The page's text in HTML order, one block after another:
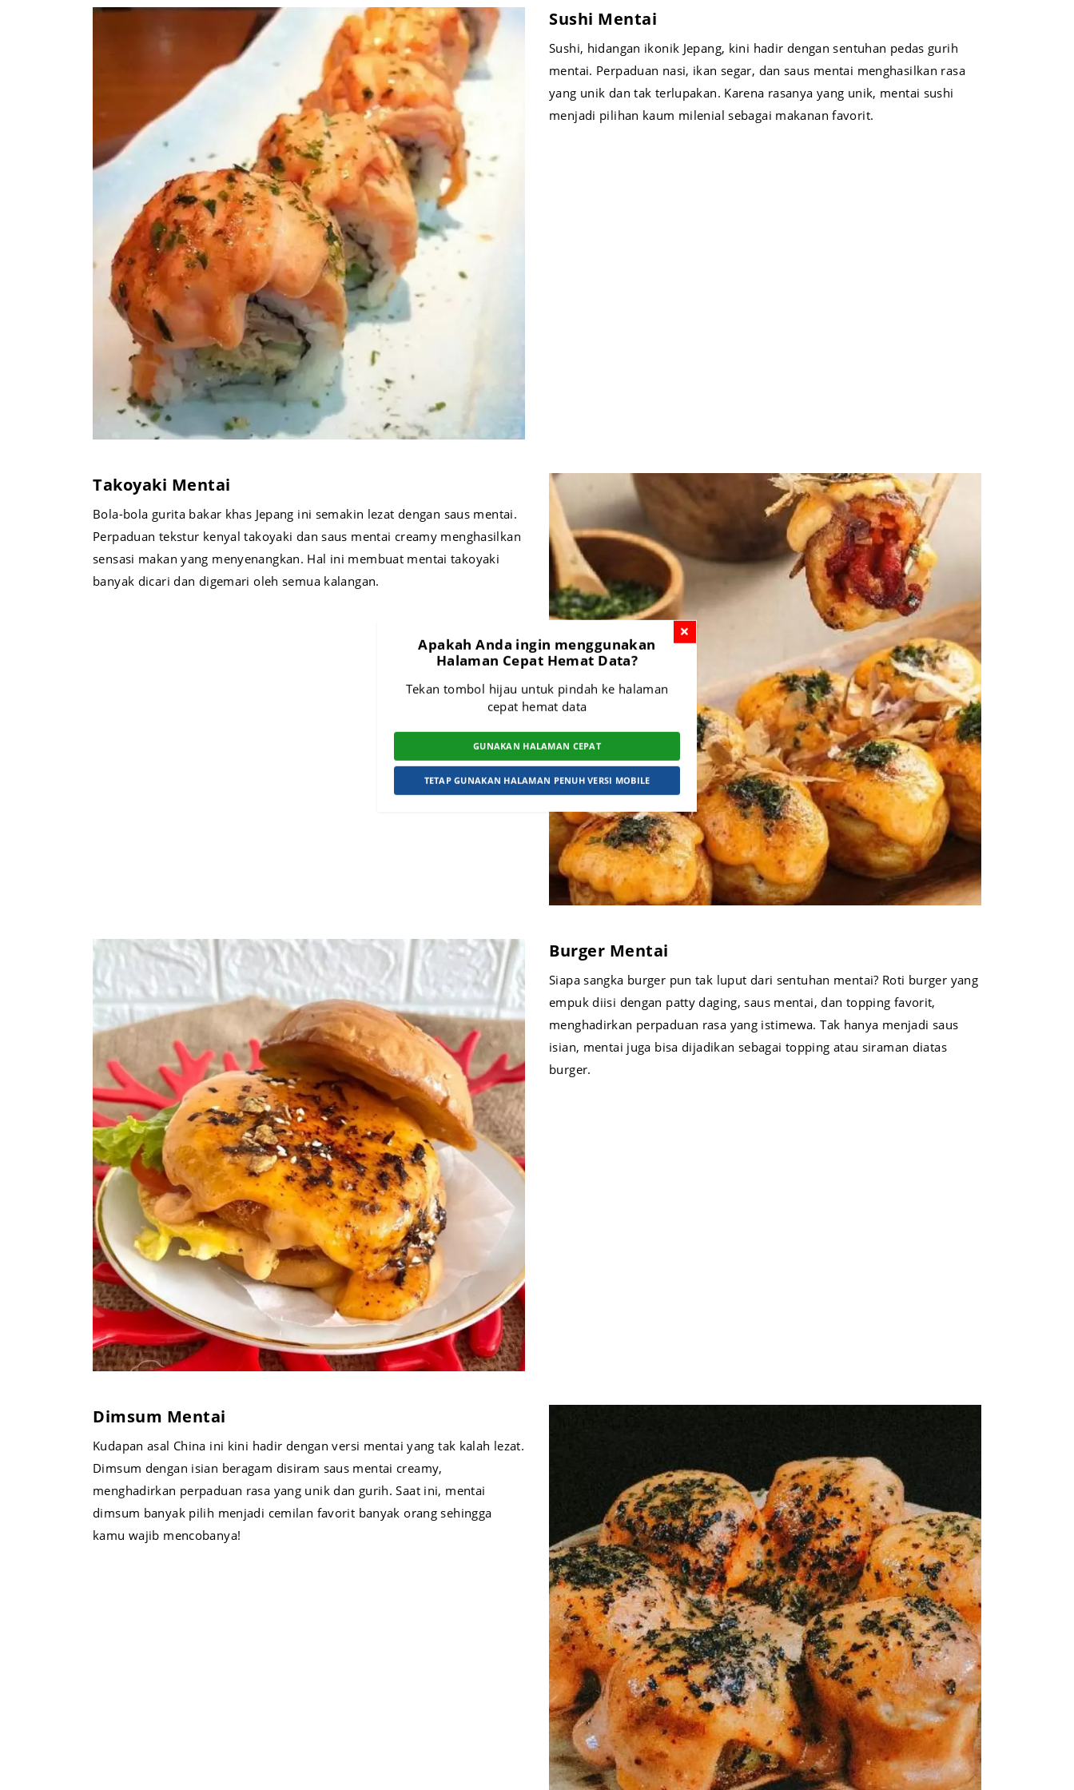
Apakah Anda ingin menggunakan
Halaman Cepat Hemat Data?
Tekan tombol hijau untuk pindah ke halaman
cepat hemat data
GUNAKAN HALAMAN CEPAT
TETAP GUNAKAN HALAMAN PENUH VERSI MOBILE
Sushi Mentai
Sushi, hidangan ikonik Jepang, kini hadir dengan sentuhan pedas gurih
mentai. Perpaduan nasi, ikan segar, dan saus mentai menghasilkan rasa
yang unik dan tak terlupakan. Karena rasanya yang unik, mentai sushi
menjadi pilihan kaum milenial sebagai makanan favorit.
Takoyaki Mentai
Bola-bola gurita bakar khas Jepang ini semakin lezat dengan saus mentai.
Perpaduan tekstur kenyal takoyaki dan saus mentai creamy menghasilkan
sensasi makan yang menyenangkan. Hal ini membuat mentai takoyaki
banyak dicari dan digemari oleh semua kalangan.
Burger Mentai
Siapa sangka burger pun tak luput dari sentuhan mentai? Roti burger yang
empuk diisi dengan patty daging, saus mentai, dan topping favorit,
menghadirkan perpaduan rasa yang istimewa. Tak hanya menjadi saus
isian, mentai juga bisa dijadikan sebagai topping atau siraman diatas
burger.
Dimsum Mentai
Kudapan asal China ini kini hadir dengan versi mentai yang tak kalah lezat.
Dimsum dengan isian beragam disiram saus mentai creamy,
menghadirkan perpaduan rasa yang unik dan gurih. Saat ini, mentai
dimsum banyak pilih menjadi cemilan favorit banyak orang sehingga
kamu wajib mencobanya!